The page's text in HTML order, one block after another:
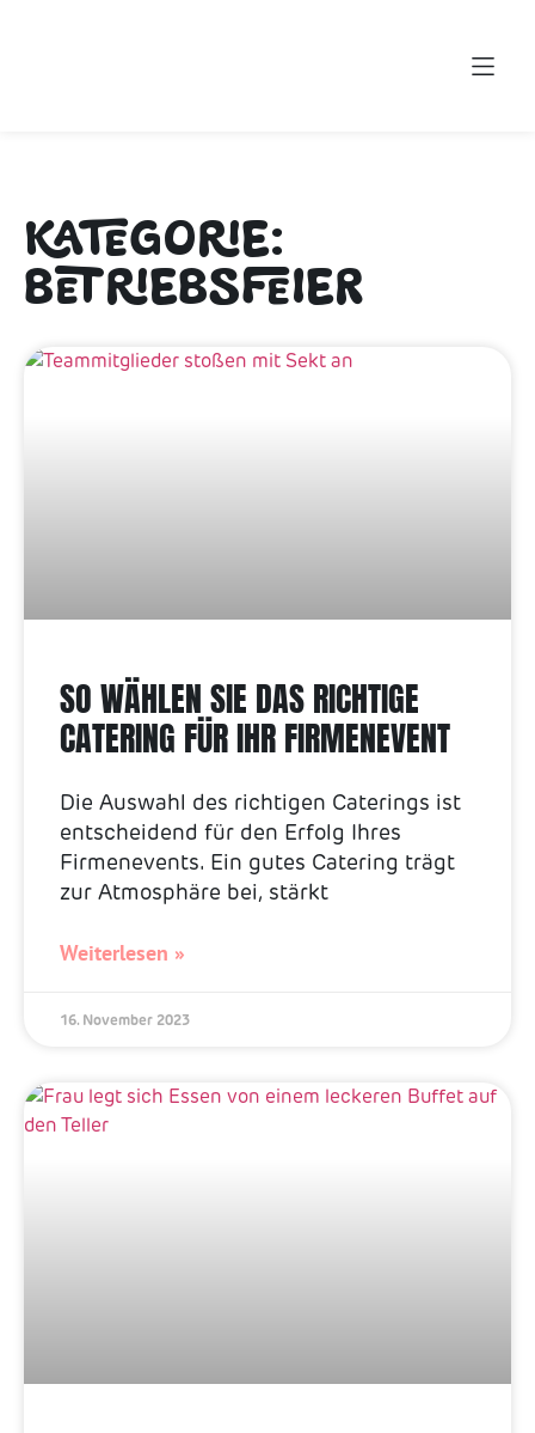
KATEGORIE:
BETRIEBSFEIER
SO WÄHLEN SIE DAS RICHTIGE
CATERING FÜR IHR FIRMENEVENT
Die Auswahl des richtigen Caterings ist
entscheidend für den Erfolg Ihres
Firmenevents. Ein gutes Catering trägt
zur Atmosphäre bei, stärkt
Weiterlesen »
16. November 2023